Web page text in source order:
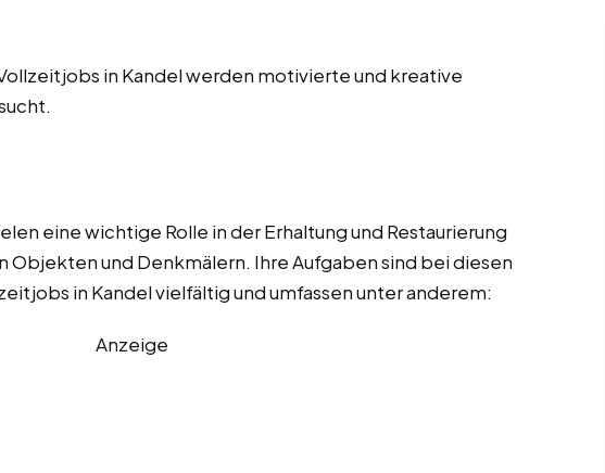
in Kandel werden motivierte und kreative
eine wichtige Rolle in der Erhaltung und Restaurierung
Objekten und Denkmälern. Ihre Aufgaben sind bei diesen
in Kandel vielfältig und umfassen unter anderem:
Anzeige